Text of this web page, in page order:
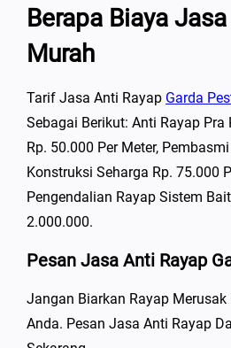
Berapa Biaya
Murah
Tarif Jasa Anti Rayap Garda
Sebagai Berikut: Anti Rayap Pra
Rp. 50.000 Per Meter,
Konstruksi Seharga Rp. 75.000
Pengendalian Rayap Sistem
2.000.000.
Pesan Jasa Anti Rayap
Jangan Biarkan Rayap Merusak
Anda. Pesan Jasa Anti Rayap